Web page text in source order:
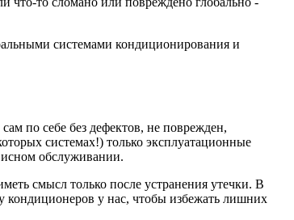
системами кондиционирования и
по себе без дефектов, не поврежден,
системах!) только эксплуатационные
обслуживании.
смысл только после устранения утечки. В
кондиционеров у нас, чтобы избежать лишних